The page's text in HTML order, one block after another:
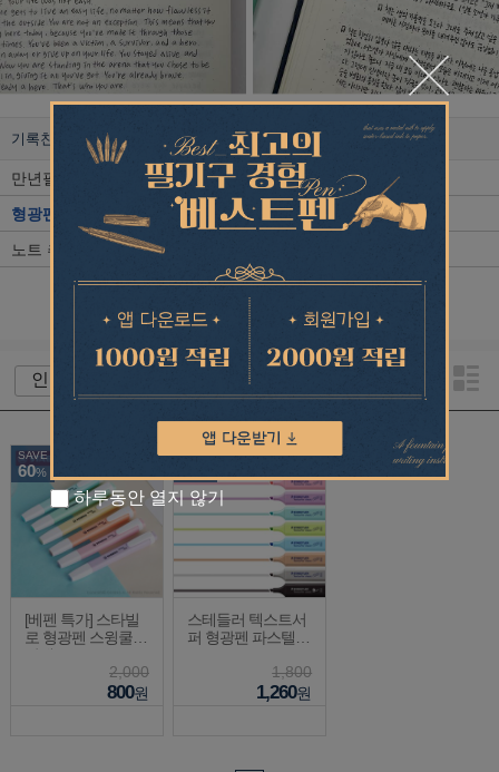
기록친구리니 형광펜 추천
만년필 추천
필기구 추천
형광펜 추천
문구 추천
노트 추천
/ + 전체보기
SAVE
60%
[베펜 특가] 스타빌
로 형광펜 스윙쿨
2,000
800원
SAVE
스테들러 텍스트서
퍼 형광펜 파스텔 3
1,800
1,260원
하루동안 열지 않기